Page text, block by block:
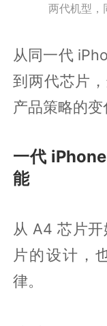
两代机型，
从同一代
到两代芯片
产品策略的变
一代
能
从 A4 芯片
片的设计，
律。